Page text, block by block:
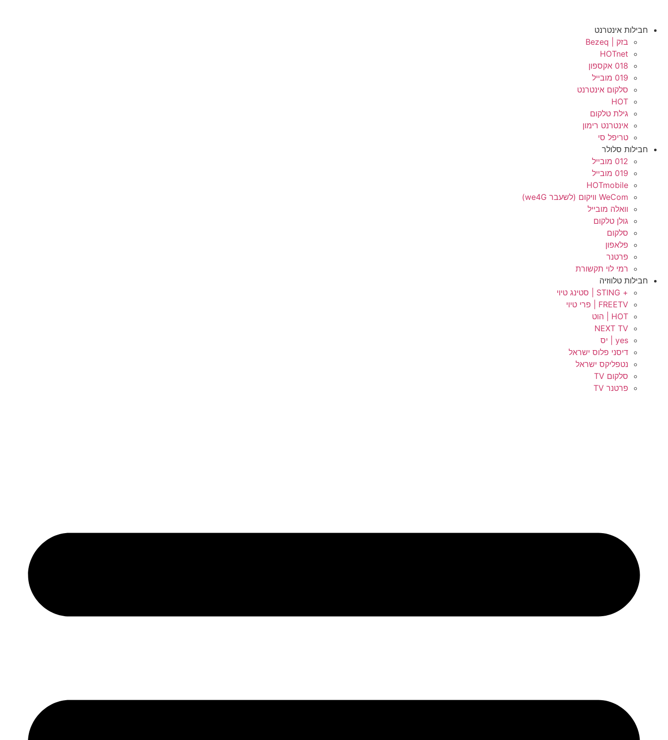
חבילות אינטרנט
בזק | Bezeq
HOTnet
018 אקספון
019 מובייל
סלקום אינטרנט
HOT
גילת טלקום
אינטרנט רימון
טריפל סי
חבילות סלולר
012 מובייל
019 מובייל
HOTmobile
WeCom וויקום (לשעבר we4G)
וואלה מובייל
גולן טלקום
סלקום
פלאפון
פרטנר
רמי לוי תקשורת
חבילות טלווזיה
+ STING | סטינג טיוי
FREETV | פרי טיוי
HOT | הוט
NEXT TV
yes | יס
דיסני פלוס ישראל
נטפליקס ישראל
סלקום TV
פרטנר TV